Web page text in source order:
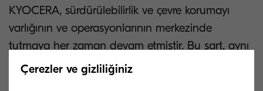
KYOCERA, sürdürülebilirlik ve çevre korumayı
varlığının ve operasyonlarının merkezinde
tutmaya her zaman devam etmiştir. Bu şart, aynı
zamanda KYOCERA kurucusu Dr. Kazuo
Çerezler ve gizliliğiniz